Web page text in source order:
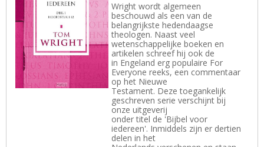
Wright wordt algemeen
beschouwd als een van de
belangrijkste hedendaagse
theologen. Naast veel
wetenschappelijke boeken en
artikelen schreef hij ook de
in Engeland erg populaire For
Everyone reeks, een commentaar
op het Nieuwe
Testament. Deze toegankelijk
geschreven serie verschijnt bij
onze uitgeverij
onder titel de 'Bijbel voor
iedereen'. Inmiddels zijn er dertien
delen in het